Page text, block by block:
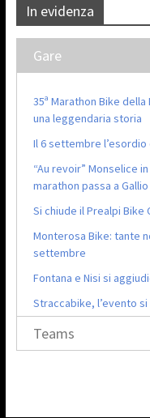
In evidenza
Gare
35ª Marathon Bike
una leggendaria storia
Il 6 settembre l’esordio
“Au revoir” Monselice
marathon passa a Gallio
Si chiude il Prealpi Bike
Monterosa Bike: tante
settembre
Fontana e Nisi si
Straccabike, l’evento si
Teams